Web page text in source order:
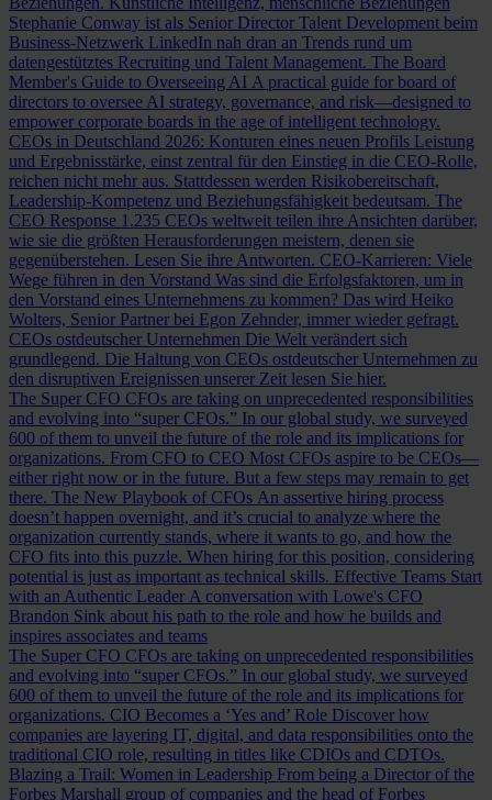
Stephanie Conway ist als Senior Director Talent Development beim
Business-Netzwerk LinkedIn nah dran an Trends rund um
datengestütztes Recruiting und Talent Management. The Board
Member's Guide to Overseeing AI A practical guide for board of
directors to oversee AI strategy, governance, and risk—designed to
empower corporate boards in the age of intelligent technology.
CEOs in Deutschland 2026: Konturen eines neuen Profils Leistung
und Ergebnisstärke, einst zentral für den Einstieg in die CEO-Rolle,
reichen nicht mehr aus. Stattdessen werden Risikobereitschaft,
Leadership-Kompetenz und Beziehungsfähigkeit bedeutsam. The
CEO Response 1.235 CEOs weltweit teilen ihre Ansichten darüber,
wie sie die größten Herausforderungen meistern, denen sie
gegenüberstehen. Lesen Sie ihre Antworten. CEO-Karrieren: Viele
Wege führen in den Vorstand Was sind die Erfolgsfaktoren, um in
den Vorstand eines Unternehmens zu kommen? Das wird Heiko
Wolters, Senior Partner bei Egon Zehnder, immer wieder gefragt.
CEOs ostdeutscher Unternehmen Die Welt verändert sich
grundlegend. Die Haltung von CEOs ostdeutscher Unternehmen zu
den disruptiven Ereignissen unserer Zeit lesen Sie hier.
The Super CFO CFOs are taking on unprecedented responsibilities
and evolving into “super CFOs.” In our global study, we surveyed
600 of them to unveil the future of the role and its implications for
organizations. From CFO to CEO Most CFOs aspire to be CEOs—
either right now or in the future. But a few steps may remain to get
there. The New Playbook of CFOs An assertive hiring process
doesn’t happen overnight, and it’s crucial to analyze where the
organization currently stands, where it wants to go, and how the
CFO fits into this puzzle. When hiring for this position, considering
potential is just as important as technical skills. Effective Teams Start
with an Authentic Leader A conversation with Lowe's CFO
Brandon Sink about his path to the role and how he builds and
inspires associates and teams
The Super CFO CFOs are taking on unprecedented responsibilities
and evolving into “super CFOs.” In our global study, we surveyed
600 of them to unveil the future of the role and its implications for
organizations. CIO Becomes a ‘Yes and’ Role Discover how
companies are layering IT, digital, and data responsibilities onto the
traditional CIO role, resulting in titles like CDIOs and CDTOs.
Blazing a Trail: Women in Leadership From being a Director of the
Forbes Marshall group of companies and the head of Forbes